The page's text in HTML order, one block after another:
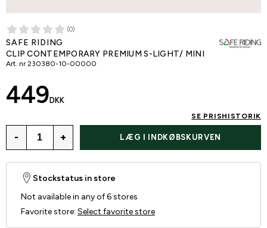
(0)
SAFE RIDING
CLIP CONTEMPORARY PREMIUM S-LIGHT/ MINI
Art. nr 230380-10-00000
449 DKK
SE PRISHISTORIK
- + LÆG I INDKØBSKURVEN
Stockstatus in store
Not available in any of 6 stores
Favorite store: Select favorite store